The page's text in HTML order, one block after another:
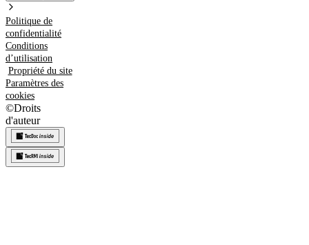
Politique de
confidentialité
Conditions
d’utilisation
Propriété du site
Paramètres des
cookies
©Droits
d'auteur